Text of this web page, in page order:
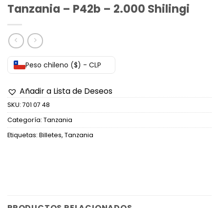
Tanzania – P42b – 2.000 Shilingi
Peso chileno ($) - CLP
Añadir a Lista de Deseos
SKU: 701 07 48
Categoría: Tanzania
Etiquetas: Billetes, Tanzania